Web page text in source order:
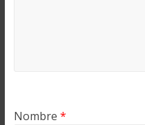
Nombre *